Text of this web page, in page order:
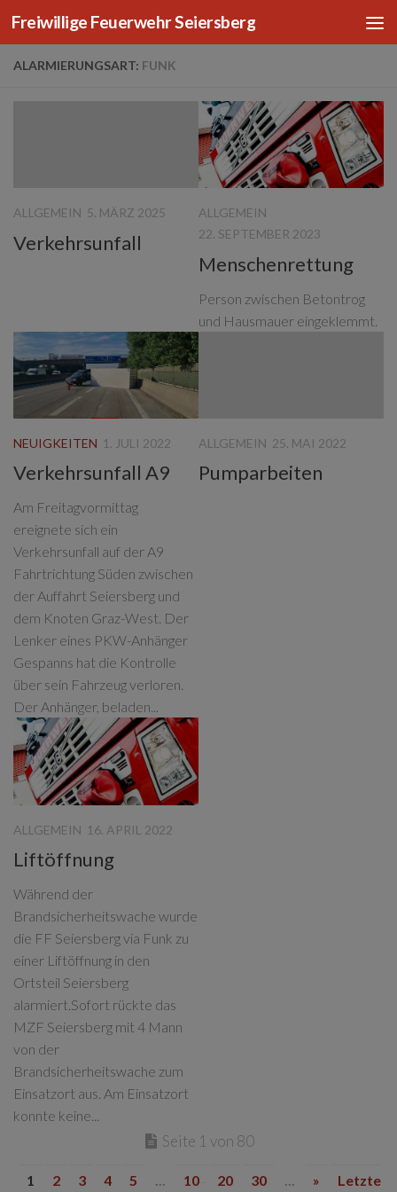
Zum Inhalt springen
Freiwillige Feuerwehr Seiersberg
ALARMIERUNGSART: FUNK
ALLGEMEIN 5. MÄRZ 2025
Verkehrsunfall
ALLGEMEIN
22. SEPTEMBER 2023
Menschenrettung
Person zwischen Betontrog
und Hausmauer eingeklemmt.
NEUIGKEITEN 1. JULI 2022
Verkehrsunfall A9
Am Freitagvormittag
ereignete sich ein
Verkehrsunfall auf der A9
Fahrtrichtung Süden zwischen
der Auffahrt Seiersberg und
dem Knoten Graz-West. Der
Lenker eines PKW-Anhänger
Gespanns hat die Kontrolle
über sein Fahrzeug verloren.
Der Anhänger, beladen...
ALLGEMEIN 25. MAI 2022
Pumparbeiten
ALLGEMEIN 16. APRIL 2022
Liftöffnung
Während der
Brandsicherheitswache wurde
die FF Seiersberg via Funk zu
einer Liftöffnung in den
Ortsteil Seiersberg
alarmiert.Sofort rückte das
MZF Seiersberg mit 4 Mann
von der
Brandsicherheitswache zum
Einsatzort aus. Am Einsatzort
konnte keine...
Seite 1 von 80
1 2 3 4 5 ... 10 20 30 ... »
Letzte